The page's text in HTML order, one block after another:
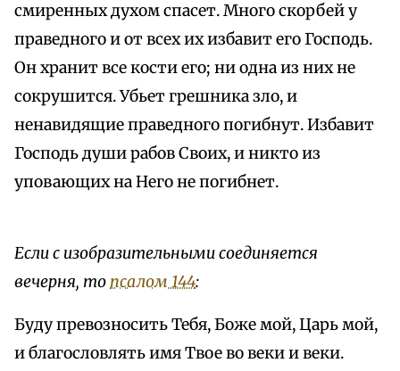
смиренных духом спасет. Много скорбей у
праведного и от всех их избавит его Господь.
Он хранит все кости его; ни одна из них не
сокрушится. Убьет грешника зло, и
ненавидящие праведного погибнут. Избавит
Господь души рабов Своих, и никто из
уповающих на Него не погибнет.
Если с изобразительными соединяется
вечерня, то псалом 144:
Буду превозносить Тебя, Боже мой, Царь мой,
и благословлять имя Твое во веки и веки.